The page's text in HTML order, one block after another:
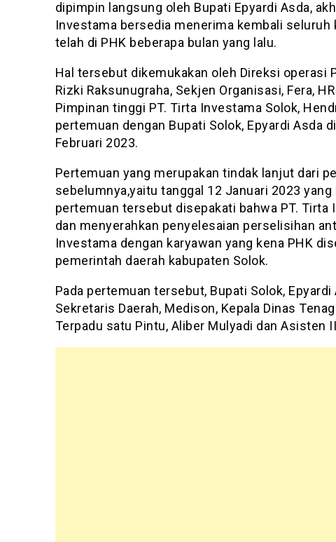
dipimpin langsung oleh Bupati Epyardi Asda,
Investama bersedia menerima kembali seluruh
telah di PHK beberapa bulan yang lalu.
Hal tersebut dikemukakan oleh Direksi operasi
Rizki Raksunugraha, Sekjen Organisasi, Fera,
Pimpinan tinggi PT. Tirta Investama Solok,
pertemuan dengan Bupati Solok, Epyardi Asda
Februari 2023.
Pertemuan yang merupakan tindak lanjut dari
sebelumnya,yaitu tanggal 12 Januari 2023 yang
pertemuan tersebut disepakati bahwa PT. Tirta
dan menyerahkan penyelesaian perselisihan
Investama dengan karyawan yang kena PHK
pemerintah daerah kabupaten Solok.
Pada pertemuan tersebut, Bupati Solok,
Sekretaris Daerah, Medison, Kepala Dinas
Terpadu satu Pintu, Aliber Mulyadi dan Asisten